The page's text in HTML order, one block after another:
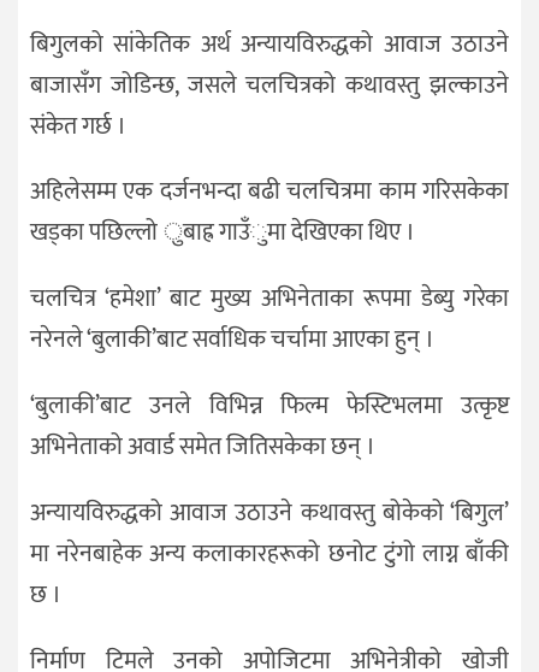
बिगुलको सांकेतिक अर्थ अन्यायविरुद्धको आवाज उठाउने
बाजासँग जोडिन्छ, जसले चलचित्रको कथावस्तु झल्काउने
संकेत गर्छ ।
अहिलेसम्म एक दर्जनभन्दा बढी चलचित्रमा काम गरिसकेका
खड्का पछिल्लो ुबाह्र गाउँुमा देखिएका थिए ।
चलचित्र ‘हमेशा’ बाट मुख्य अभिनेताका रूपमा डेब्यु गरेका
नरेनले ‘बुलाकी’बाट सर्वाधिक चर्चामा आएका हुन् ।
‘बुलाकी’बाट उनले विभिन्न फिल्म फेस्टिभलमा उत्कृष्ट
अभिनेताको अवार्ड समेत जितिसकेका छन् ।
अन्यायविरुद्धको आवाज उठाउने कथावस्तु बोकेको ‘बिगुल’
मा नरेनबाहेक अन्य कलाकारहरूको छनोट टुंगो लाग्न बाँकी
छ ।
निर्माण टिमले उनको अपोजिटमा अभिनेत्रीको खोजी